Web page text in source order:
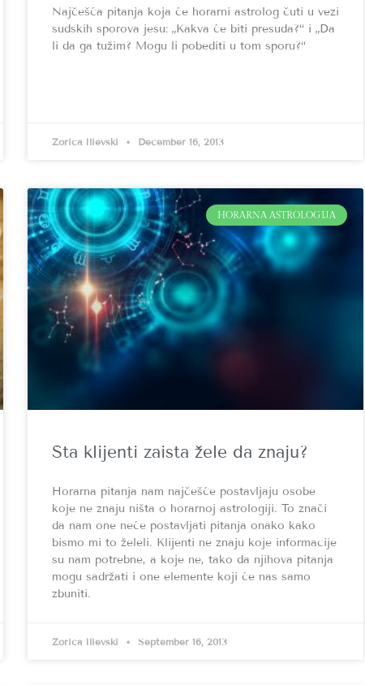
Najčešća pitanja koja će horarni astrolog čuti u vezi
sudskih sporova jesu: „Kakva će biti presuda?“ i „Da
li da ga tužim? Mogu li pobediti u tom sporu?“
Zorica Ilievski December 16, 2013
HORARNA ASTROLOGIJA
Šta klijenti zaista žele da znaju?
Horarna pitanja nam najčešće postavljaju osobe
koje ne znaju ništa o horarnoj astrologiji. To znači
da nam one neće postavljati pitanja onako kako
bismo mi to želeli. Klijenti ne znaju koje informacije
su nam potrebne, a koje ne, tako da njihova pitanja
mogu sadržati i one elemente koji će nas samo
zbuniti.
Zorica Ilievski September 16, 2013